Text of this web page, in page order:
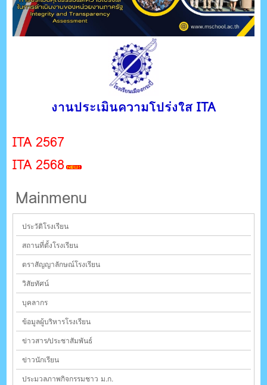
งานประเมินความโปร่งใส ITA
ITA 2567
ITA 2568
Mainmenu
ประวัติโรงเรียน
สถานที่ตั้งโรงเรียน
ตราสัญญาลักษณ์โรงเรียน
วิสัยทัศน์
บุคลากร
ข้อมูลผู้บริหารโรงเรียน
ข่าวสาร/ประชาสัมพันธ์
ข่าวนักเรียน
ประมวลภาพกิจกรรมชาว ม.ก.